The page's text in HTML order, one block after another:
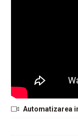
Automatizarea